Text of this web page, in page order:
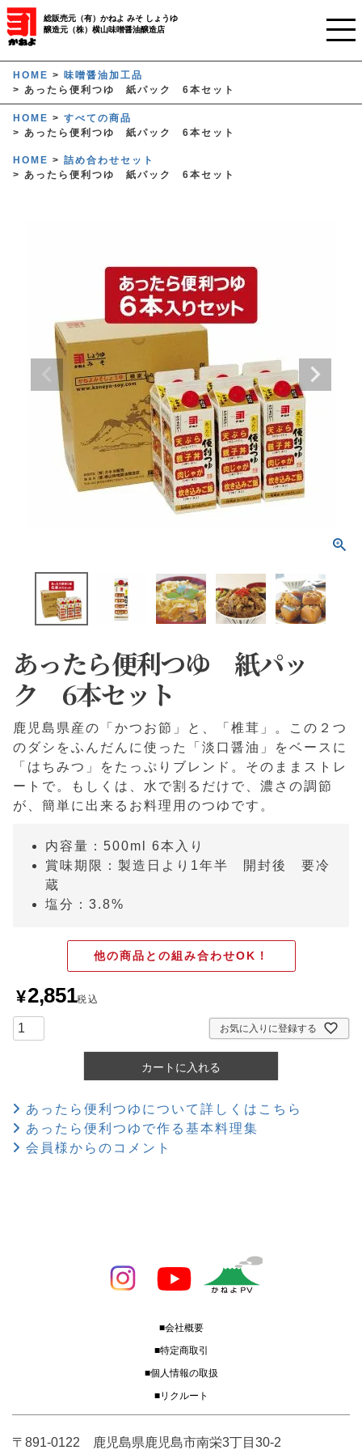
総販売元（有）かねよ みそ しょうゆ
醸造元（株）横山味噌醤油醸造店
マイページ
HOME
味噌醤油加工品
あったら便利つゆ 紙パック 6本セット
HOME
すべての商品
あったら便利つゆ 紙パック 6本セット
HOME
詰め合わせセット
あったら便利つゆ 紙パック 6本セット
あったら便利つゆ 紙パッ
ク 6本セット
鹿児島県産の「かつお節」と、「椎茸」。この２つ
のダシをふんだんに使った「淡口醤油」をベースに
「はちみつ」をたっぷりブレンド。そのままストレ
ートで。もしくは、水で割るだけで、濃さの調節
が、簡単に出来るお料理用のつゆです。
内容量：500ml 6本入り
賞味期限：製造日より1年半 開封後 要冷
蔵
塩分：3.8%
他の商品との組み合わせOK！
¥2,851税込
お気に入りに登録する
カートに入れる
あったら便利つゆについて詳しくはこちら
あったら便利つゆで作る基本料理集
会員様からのコメント
■会社概要
■特定商取引
■個人情報の取扱
■リクルート
〒891-0122 鹿児島県鹿児島市南栄3丁目30-2